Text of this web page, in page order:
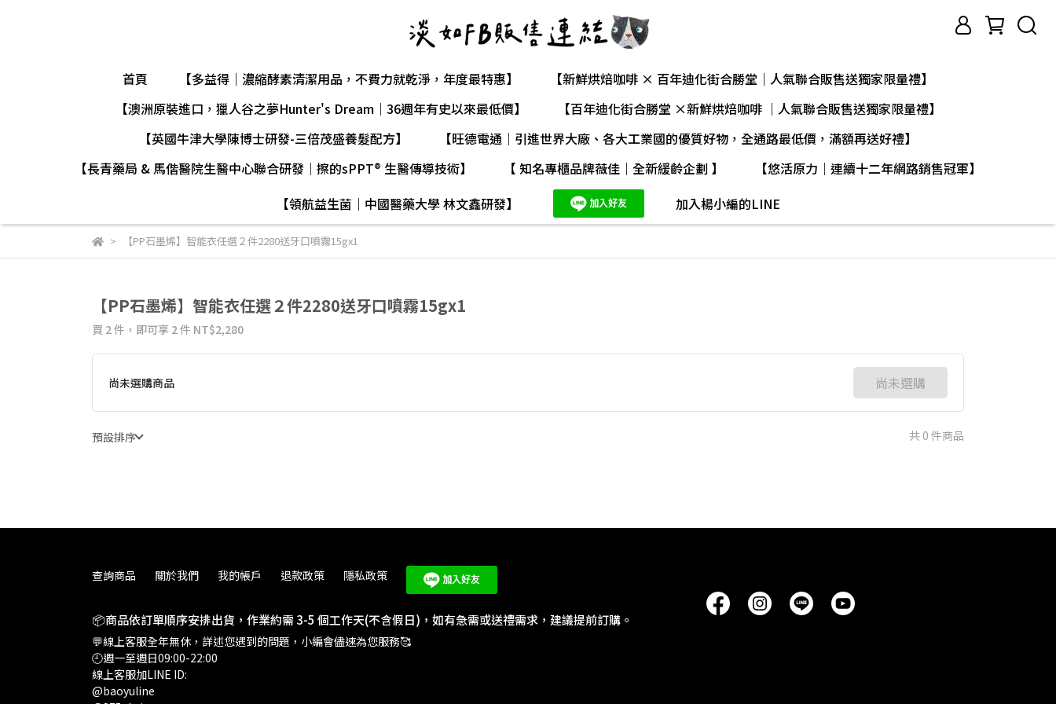
首頁 【多益得｜濃縮酵素清潔用品，不費力就乾淨，年度最特惠】
【新鮮烘焙咖啡 × 百年迪化街合勝堂｜人氣聯合販售送獨家限量禮】
【澳洲原裝進口，獵人谷之夢Hunter's Dream｜36週年有史以來最低價】
【百年迪化街合勝堂 ×新鮮烘焙咖啡 ｜人氣聯合販售送獨家限量禮】
【英國牛津大學陳博士研發-三倍茂盛養髮配方】
【旺德電通｜引進世界大廠、各大工業國的優質好物，全通路最低價，滿額再送好禮】
【長青藥局 & 馬偕醫院生醫中心聯合研發｜擦的sPPT® 生醫傳導技術】
【 知名專櫃品牌薇佳｜全新緩齡企劃 】
【悠活原力｜連續十二年網路銷售冠軍】
【領航益生菌｜中國醫藥大學 林文鑫研發】
加入楊小編的LINE
【PP石墨烯】智能衣任選２件2280送牙口噴霧15gx1
【PP石墨烯】智能衣任選２件2280送牙口噴霧15gx1
買 2 件， 即可享 2 件 NT$2,280
尚未選購商品 尚未選購
預設排序 共 0 件商品
查詢商品 關於我們 我的帳戶 退款政策 隱私政策
📦商品依訂單順序安排出貨，作業約需 3-5 個工作天(不含假日)，如有急需或送禮需求，建議提前訂購。
💬線上客服全年無休，詳述您遇到的問題，小編會儘速為您服務🥰
🕘週一至週日09:00-22:00
線上客服加LINE ID:
@baoyuline